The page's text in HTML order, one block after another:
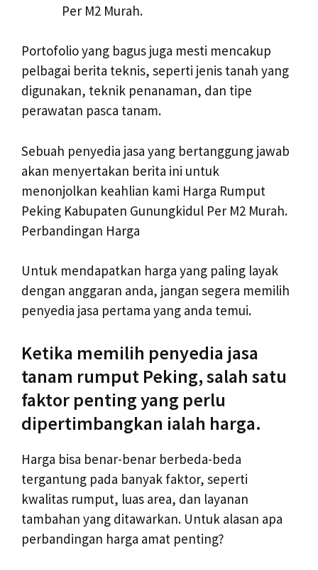
Per M2 Murah.
Portofolio yang bagus juga mesti mencakup
pelbagai berita teknis, seperti jenis tanah yang
digunakan, teknik penanaman, dan tipe
perawatan pasca tanam.
Sebuah penyedia jasa yang bertanggung jawab
akan menyertakan berita ini untuk
menonjolkan keahlian kami Harga Rumput
Peking Kabupaten Gunungkidul Per M2 Murah.
Perbandingan Harga
Untuk mendapatkan harga yang paling layak
dengan anggaran anda, jangan segera memilih
penyedia jasa pertama yang anda temui.
Ketika memilih penyedia jasa
tanam rumput Peking, salah satu
faktor penting yang perlu
dipertimbangkan ialah harga.
Harga bisa benar-benar berbeda-beda
tergantung pada banyak faktor, seperti
kwalitas rumput, luas area, dan layanan
tambahan yang ditawarkan. Untuk alasan apa
perbandingan harga amat penting?